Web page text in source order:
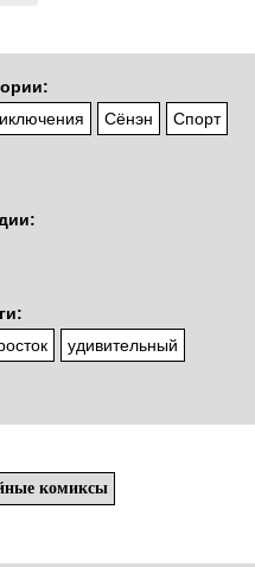
Сёнэн Спорт
удивительный
комиксы